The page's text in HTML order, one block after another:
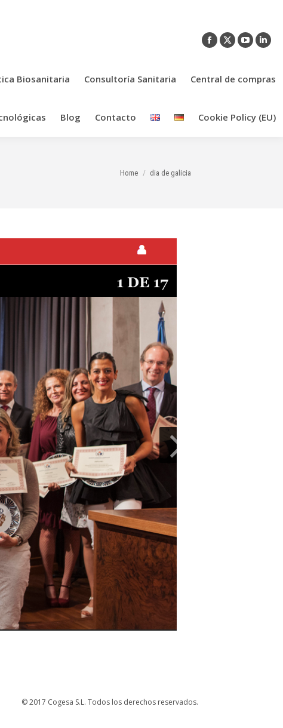
Facebook
opens
window
X
opens
window
opens
window
Biosanitaria Consultoría Sanitaria Central de compras
Blog Contacto Cookie Policy (EU)
You are here:
Home dia de galicia
© 2017 Cogesa S.L. Todos los derechos reservados.